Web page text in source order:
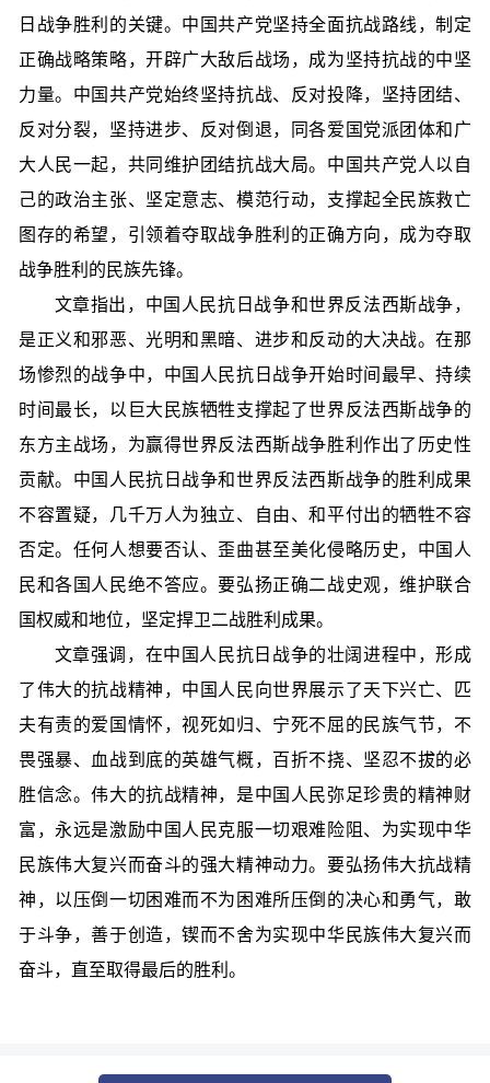
日战争胜利的关键。中国共产党坚持全面抗战路线，制定
正确战略策略，开辟广大敌后战场，成为坚持抗战的中坚
力量。中国共产党始终坚持抗战、反对投降，坚持团结、
反对分裂，坚持进步、反对倒退，同各爱国党派团体和广
大人民一起，共同维护团结抗战大局。中国共产党人以自
己的政治主张、坚定意志、模范行动，支撑起全民族救亡
图存的希望，引领着夺取战争胜利的正确方向，成为夺取
战争胜利的民族先锋。
文章指出，中国人民抗日战争和世界反法西斯战争，
是正义和邪恶、光明和黑暗、进步和反动的大决战。在那
场惨烈的战争中，中国人民抗日战争开始时间最早、持续
时间最长，以巨大民族牺牲支撑起了世界反法西斯战争的
东方主战场，为赢得世界反法西斯战争胜利作出了历史性
贡献。中国人民抗日战争和世界反法西斯战争的胜利成果
不容置疑，几千万人为独立、自由、和平付出的牺牲不容
否定。任何人想要否认、歪曲甚至美化侵略历史，中国人
民和各国人民绝不答应。要弘扬正确二战史观，维护联合
国权威和地位，坚定捍卫二战胜利成果。
文章强调，在中国人民抗日战争的壮阔进程中，形成
了伟大的抗战精神，中国人民向世界展示了天下兴亡、匹
夫有责的爱国情怀，视死如归、宁死不屈的民族气节，不
畏强暴、血战到底的英雄气概，百折不挠、坚忍不拔的必
胜信念。伟大的抗战精神，是中国人民弥足珍贵的精神财
富，永远是激励中国人民克服一切艰难险阻、为实现中华
民族伟大复兴而奋斗的强大精神动力。要弘扬伟大抗战精
神，以压倒一切困难而不为困难所压倒的决心和勇气，敢
于斗争，善于创造，锲而不舍为实现中华民族伟大复兴而
奋斗，直至取得最后的胜利。